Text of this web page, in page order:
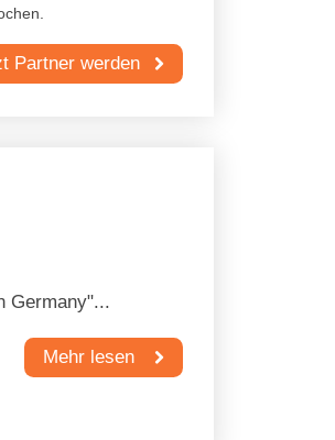
Partner werden
Germany"...
Mehr lesen